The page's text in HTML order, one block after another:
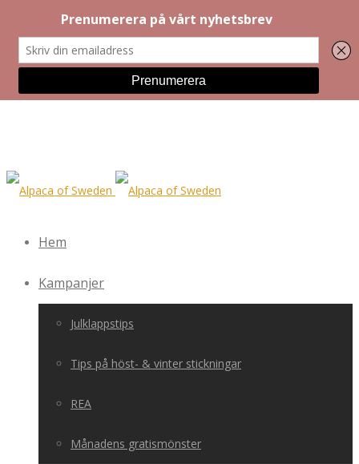
Hem
Kampanjer
Julklappstips
Tips på höst- & vinter stickningar
REA
Månadens gratismönster